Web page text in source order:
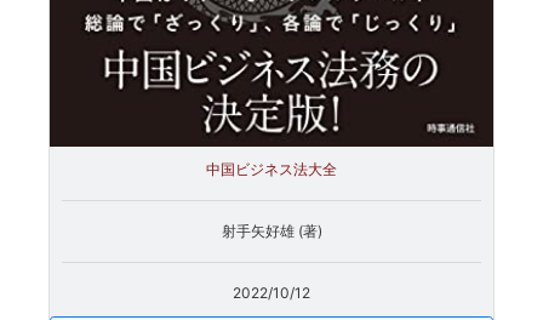
中国ビジネス法大全
射手矢好雄 (著)
2022/10/12